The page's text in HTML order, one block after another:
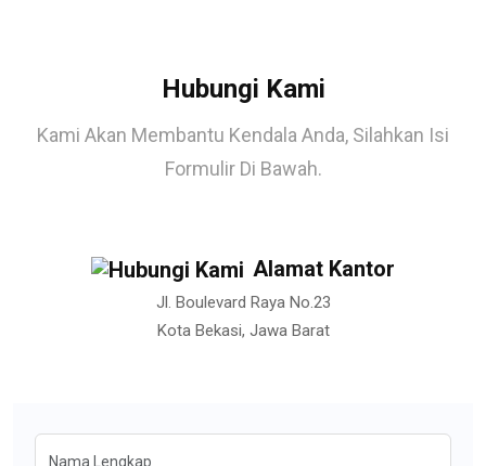
Hubungi Kami
Kami Akan Membantu Kendala Anda, Silahkan Isi
Formulir Di Bawah.
Alamat Kantor
Jl. Boulevard Raya No.23
Kota Bekasi, Jawa Barat